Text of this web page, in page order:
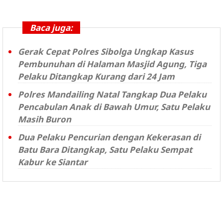
Baca juga:
Gerak Cepat Polres Sibolga Ungkap Kasus
Pembunuhan di Halaman Masjid Agung, Tiga
Pelaku Ditangkap Kurang dari 24 Jam
Polres Mandailing Natal Tangkap Dua Pelaku
Pencabulan Anak di Bawah Umur, Satu Pelaku
Masih Buron
Dua Pelaku Pencurian dengan Kekerasan di
Batu Bara Ditangkap, Satu Pelaku Sempat
Kabur ke Siantar